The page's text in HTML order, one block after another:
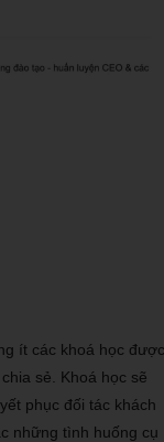
ít các khoá học
sẻ. Khoá học sẽ
phục đối tác khách
những tình huống cụ